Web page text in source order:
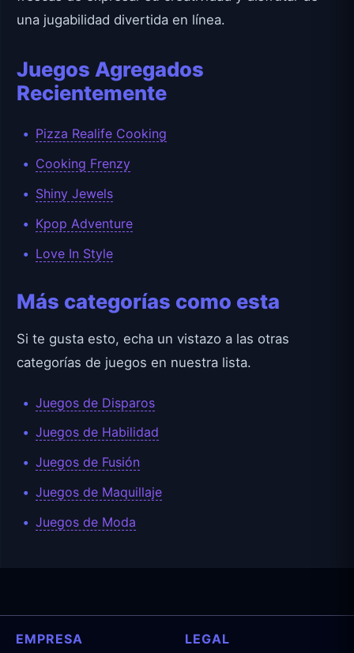
una jugabilidad divertida en línea.
Juegos Agregados
Recientemente
Pizza Realife Cooking
Cooking Frenzy
Shiny Jewels
Kpop Adventure
Love In Style
Más categorías como esta
Si te gusta esto, echa un vistazo a las otras
categorías de juegos en nuestra lista.
Juegos de Disparos
Juegos de Habilidad
Juegos de Fusión
Juegos de Maquillaje
Juegos de Moda
EMPRESA LEGAL